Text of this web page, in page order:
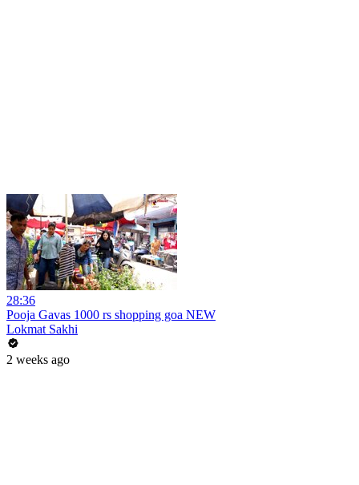
28:36
Pooja Gavas 1000 rs shopping goa NEW
Lokmat Sakhi
2 weeks ago